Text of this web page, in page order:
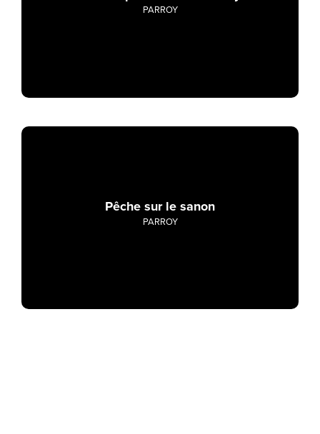
PARROY
Pêche sur le sanon
PARROY